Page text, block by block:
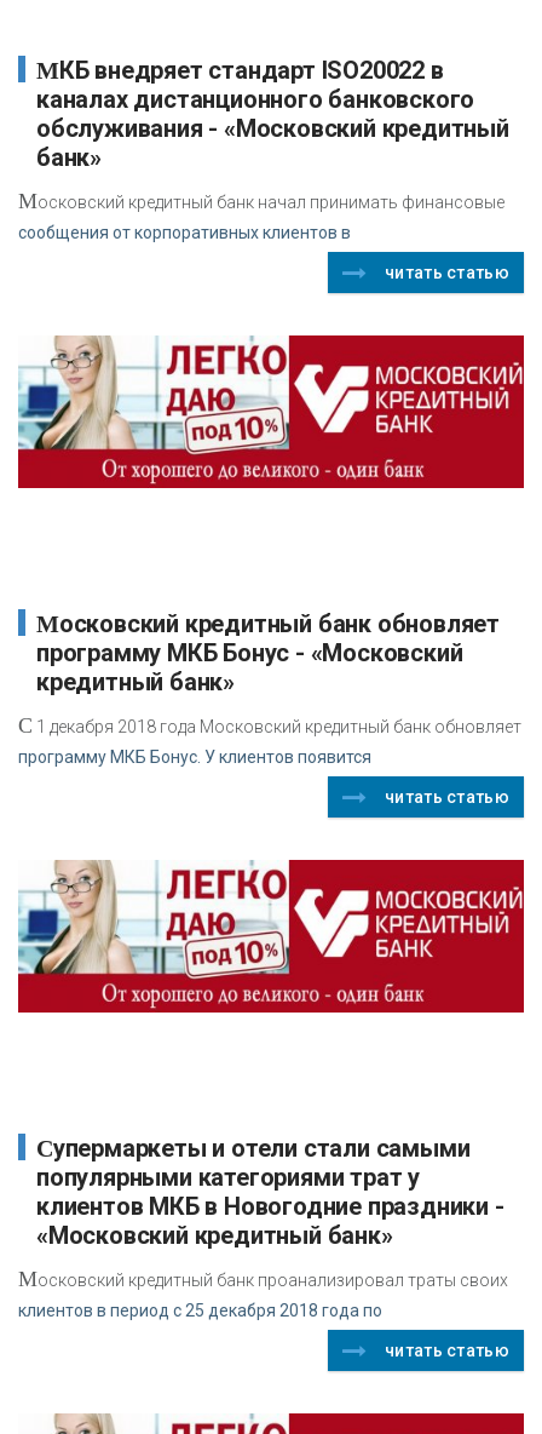
МКБ внедряет стандарт ISO20022 в
каналах дистанционного банковского
обслуживания - «Московский кредитный
банк»
Московский кредитный банк начал принимать финансовые
сообщения от корпоративных клиентов в
читать статью
Московский кредитный банк обновляет
программу МКБ Бонус - «Московский
кредитный банк»
С 1 декабря 2018 года Московский кредитный банк обновляет
программу МКБ Бонус. У клиентов появится
читать статью
Супермаркеты и отели стали самыми
популярными категориями трат у
клиентов МКБ в Новогодние праздники -
«Московский кредитный банк»
Московский кредитный банк проанализировал траты своих
клиентов в период с 25 декабря 2018 года по
читать статью